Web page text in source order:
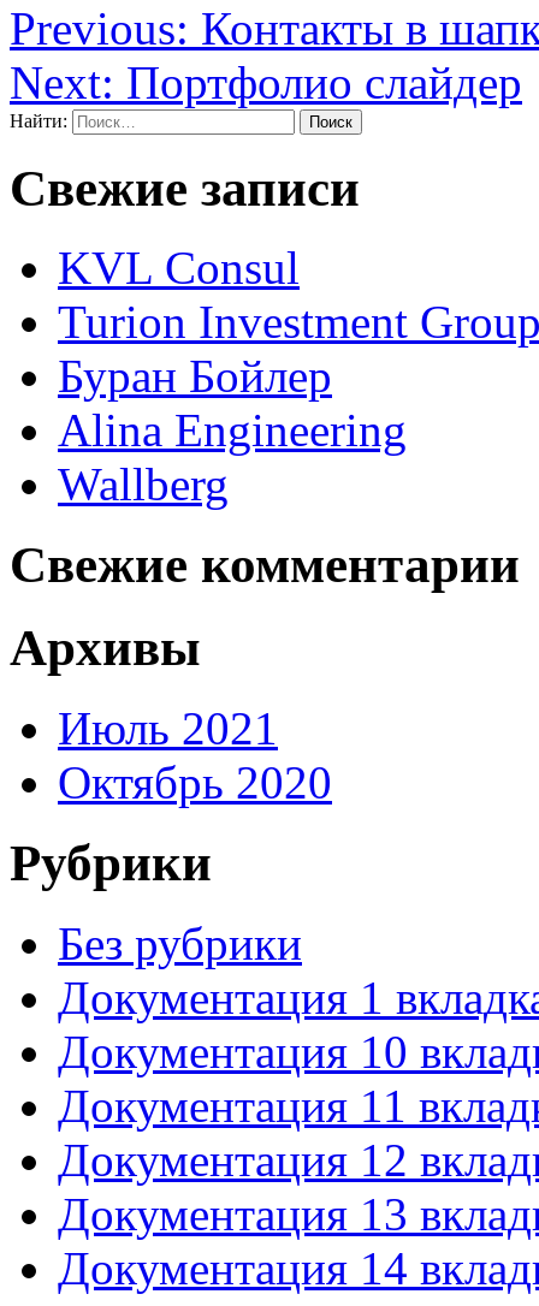
Previous: Контакты в
Next: Портфолио слайдер
Найти:
Свежие записи
KVL Consul
Turion Investment
Буран Бойлер
Alina Engineering
Wallberg
Свежие комментарии
Архивы
Июль 2021
Октябрь 2020
Рубрики
Без рубрики
Документация 1
Документация 10
Документация 11
Документация 12
Документация 13
Документация 14